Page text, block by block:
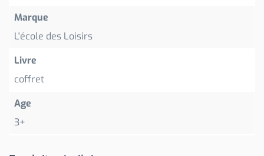
Marque
L'école des Loisirs
Livre
coffret
Age
3+